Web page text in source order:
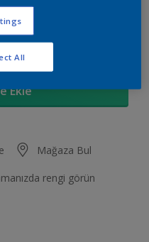
Hesapla
Ekle
Mağaza Bul
rengi görün
All